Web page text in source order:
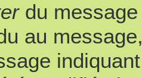
du message
au